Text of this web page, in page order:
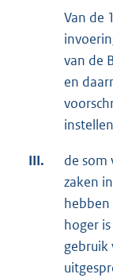
Van de
van de
en
III.
de som
zaken
hoger
gebruik